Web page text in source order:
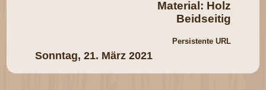
Sonntag, 21. März 2021
Material: Holz
Beidseitig
Persistente URL